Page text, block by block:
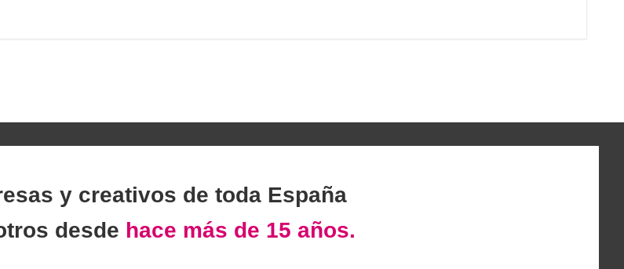
y creativos de toda España
desde hace más de 15 años.